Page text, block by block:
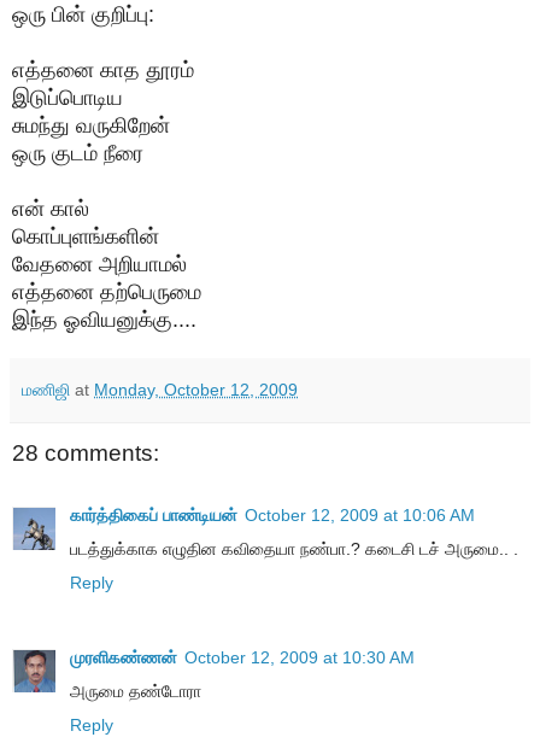
ஒரு பின் குறிப்பு:
எத்தனை காத தூரம்
இடுப்பொடிய
சுமந்து வருகிறேன்
ஒரு குடம் நீரை
என் கால்
கொப்புளங்களின்
வேதனை அறியாமல்
எத்தனை தற்பெருமை
இந்த ஓவியனுக்கு....
மணிஜி at Monday, October 12, 2009
28 comments:
கார்த்திகைப் பாண்டியன் October 12, 2009 at 10:06 AM
படத்துக்காக எழுதின கவிதையா நண்பா.? கடைசி டச் அருமை.. .
Reply
முரளிகண்ணன் October 12, 2009 at 10:30 AM
அருமை தண்டோரா
Reply